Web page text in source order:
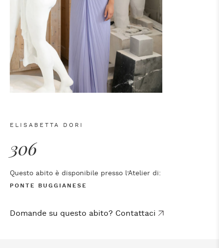
ELISABETTA DORI
306
Questo abito è disponibile presso l’Atelier di:
PONTE BUGGIANESE
Domande su questo abito? Contattaci